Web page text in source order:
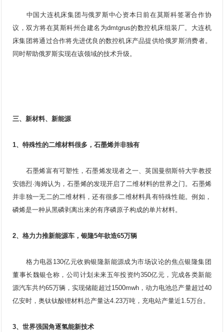
中国大连机床集团与俄罗斯中心资本日前在莫斯科签署合作协
议，双方将在莫斯科州合建名为dmtgrus的数控机床组装厂。大连机
床集团将通过合作将先进优良的数控机床产品提供给俄罗斯消费者。
同时帮助俄罗斯实现在该领域的技术升级。
三、新材料、新能源
1、特殊性的二维材料很多，石墨烯并非独有
石墨烯富有可塑性，石墨烯发现者之一、英国曼彻斯特大学教授
安德烈·海姆认为，石墨烯的发现开启了二维材料的世界之门。石墨烯
并非独一无二的二维材料，还有很多二维材料具有特殊性能。例如，
磷烯是一种从黑磷剥离出来的有序磷原子构成的单片材料。
2、格力力推新能源车，银隆5年欲造65万辆
格力电器130亿元收购银隆新能源成为市场议论的焦点银隆集团
董事长魏银仓称，公司计划未来五年投资约350亿元，完成各类新能
源汽车共约65万辆，实现储能超过1500mwh，动力电池总产量超过40
亿安时，奥钛钛酸锂材料总产量达4.23万吨，充电站产量近1.5万台。
3、世界强国角逐氢能新技术